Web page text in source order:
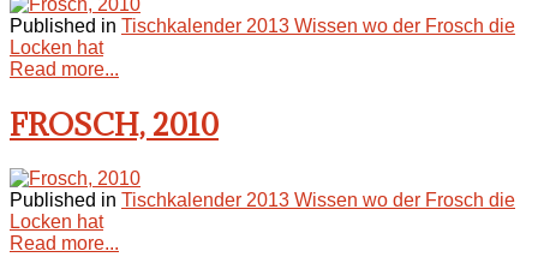
Published in Tischkalender 2013 Wissen wo der Frosch die
Locken hat
Read more...
FROSCH, 2010
Published in Tischkalender 2013 Wissen wo der Frosch die
Locken hat
Read more...